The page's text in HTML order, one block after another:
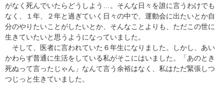
がなく死んでいたらどうしよう…。そんな日々を誰に言うわけでも
なく、１年、２年と過ぎていく日々の中で、運動会に出たいとか自
分のやりたいことがしたいとか、そんなことよりも、ただこの世に
生きていたいと思うようになっていました。
そして、医者に言われていた６年生になりました。しかし、あい
かわらず普通に生活をしている私がそこにはいました。「あのとき
死ぬって言ったじゃん」なんて言う余裕はなく、私はただ緊張しつ
つじっと生きていました。